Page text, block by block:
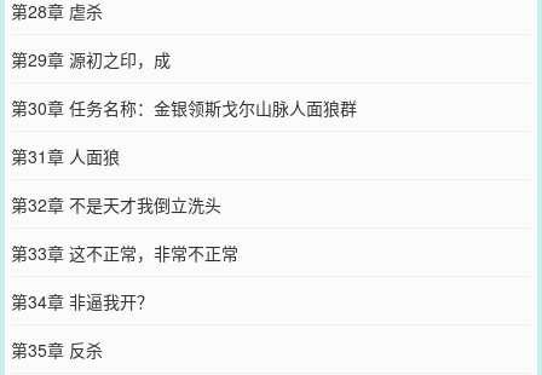
第28章 虐杀
第29章 源初之印，成
第30章 任务名称：金银领斯戈尔山脉人面狼群
第31章 人面狼
第32章 不是天才我倒立洗头
第33章 这不正常，非常不正常
第34章 非逼我开？
第35章 反杀